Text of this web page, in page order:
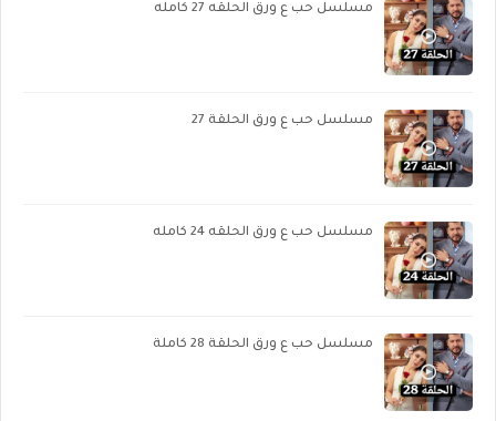
مسلسل حب ع ورق الحلقه 27 كامله
مسلسل حب ع ورق الحلقة 27
مسلسل حب ع ورق الحلقه 24 كامله
مسلسل حب ع ورق الحلقة 28 كاملة